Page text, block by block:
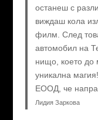
останеш с
виждаш кола
филм. След
автомобил на
нищо, което до
уникална
ЕООД, че
Лидия Заркова